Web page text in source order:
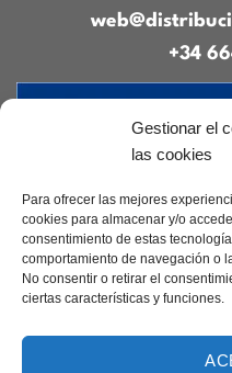
Gestionar el
las cookies
Para ofrecer las mejores
cookies para almacenar y/o
consentimiento de estas
comportamiento de navegación o
No consentir o retirar el
ciertas características y funciones.
+34
Contacto|
Diseñado por